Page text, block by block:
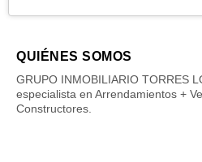
QUIÉNES SOMOS
GRUPO INMOBILIARIO TORRES
especialista en Arrendamientos +
Constructores.